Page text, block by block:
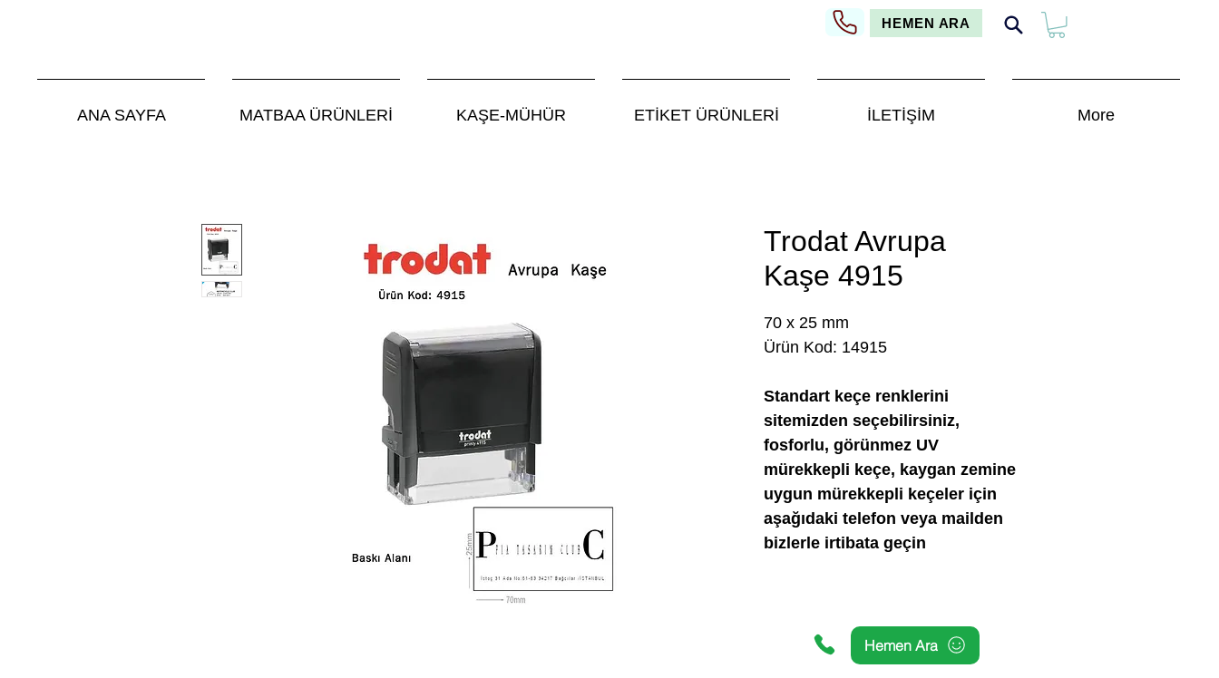
HEMEN ARA
ANA SAYFA MATBAA ÜRÜNLERİ KAŞE-MÜHÜR ETİKET ÜRÜNLERİ İLETİŞİM More
Trodat Avrupa
Kaşe 4915
70 x 25 mm
Ürün Kod: 14915
Standart keçe renklerini
sitemizden seçebilirsiniz,
fosforlu, görünmez UV
mürekkepli keçe, kaygan zemine
uygun mürekkepli keçeler için
aşağıdaki telefon veya mailden
bizlerle irtibata geçin
Hemen Ara